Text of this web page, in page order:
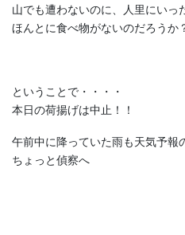
山でも遭わないのに、人里にいっ
ほんとに食べ物がないのだろうか
ということで・・・・
本日の荷揚げは中止！！
午前中に降っていた雨も天気予報
ちょっと偵察へ